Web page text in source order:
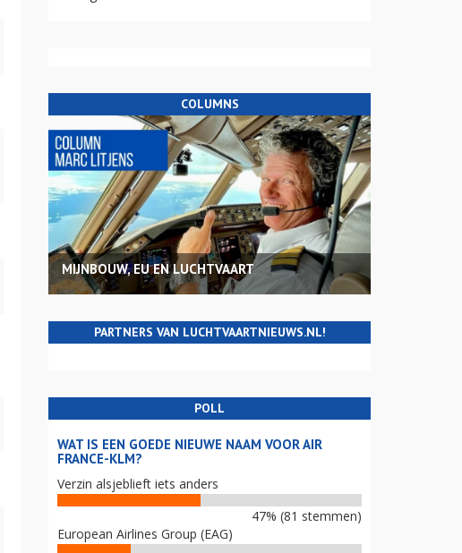
COLUMNS
MIJNBOUW, EU EN LUCHTVAART
PARTNERS VAN LUCHTVAARTNIEUWS.NL!
POLL
WAT IS EEN GOEDE NIEUWE NAAM VOOR AIR
FRANCE-KLM?
Verzin alsjeblieft iets anders
47% (81 stemmen)
European Airlines Group (EAG)